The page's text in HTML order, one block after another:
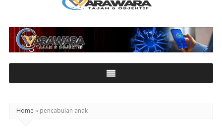
Warawaranews
Home » pencabulan anak